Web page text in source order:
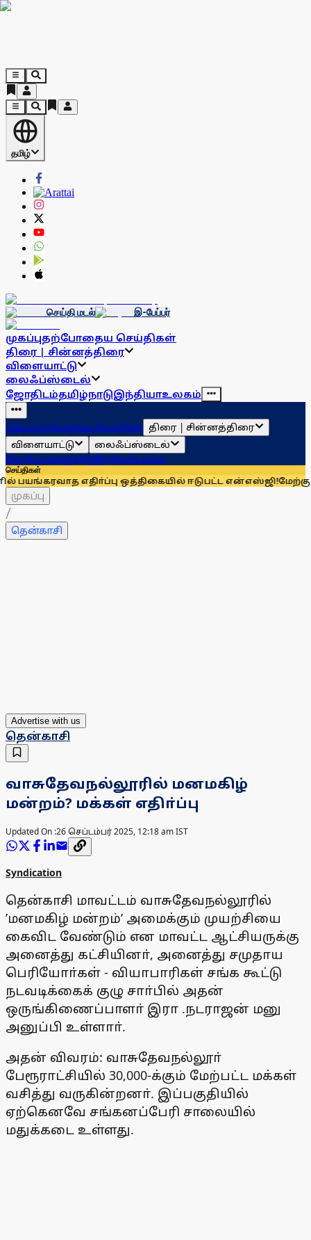
தமிழ்
செய்தி மடல் இ-பேப்பர்
முகப்புதற்போதைய செய்திகள்
திரை | சின்னத்திரை
விளையாட்டு
லைஃப்ஸ்டைல்
ஜோதிடம்தமிழ்நாடுஇந்தியாஉலகம்
முகப்புதற்போதைய செய்திகள் திரை | சின்னத்திரை
விளையாட்டு
லைஃப்ஸ்டைல்
ஜோதிடம்தமிழ்நாடுஇந்தியாஉலகம்
செய்திகள்
எதிா்ப்பு ஒத்திகையில் ஈடுபட்ட என்எஸ்ஜி!மேற்கு
முகப்பு
/
தென்காசி
Advertise with us
தென்காசி
வாசுதேவநல்லூரில் மனமகிழ்
மன்றம்? மக்கள் எதிா்ப்பு
Updated On :26 செப்டம்பர் 2025, 12:18 am IST
Syndication
தென்காசி மாவட்டம் வாசுதேவநல்லூரில்
’மனமகிழ் மன்றம்’ அமைக்கும் முயற்சியை
கைவிட வேண்டும் என மாவட்ட ஆட்சியருக்கு
அனைத்து கட்சியினா், அனைத்து சமுதாய
பெரியோா்கள் - வியாபாரிகள் சங்க கூட்டு
நடவடிக்கைக் குழு சாா்பில் அதன்
ஒருங்கிணைப்பாளா் இரா .நடராஜன் மனு
அனுப்பி உள்ளாா்.
அதன் விவரம்: வாசுதேவநல்லூா்
பேரூராட்சியில் 30,000-க்கும் மேற்பட்ட மக்கள்
வசித்து வருகின்றனா். இப்பகுதியில்
ஏற்கெனவே சங்கனப்பேரி சாலையில்
மதுக்கடை உள்ளது.